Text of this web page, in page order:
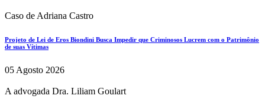
Caso de Adriana Castro
Projeto de Lei de Eros Biondini Busca Impedir que Criminosos Lucrem com o Patrimônio
de suas Vítimas
05 Agosto 2026
A advogada Dra. Liliam Goulart